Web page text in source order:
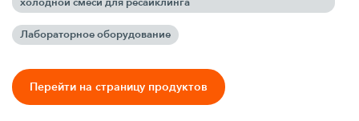
Лабораторное оборудование
Перейти на страницу продуктов